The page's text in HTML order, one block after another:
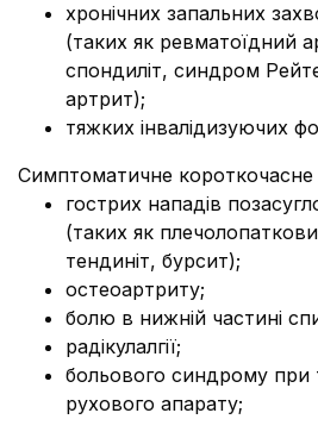
хронічних запальних
(таких як ревматоїдний
спондиліт, синдром
артрит);
тяжких інвалідизуючих
Симптоматичне короткочасне
гострих нападів
(таких як
тендиніт, бурсит);
остеоартриту;
болю в нижній частині
радікулалгії;
больового синдрому
рухового апарату;